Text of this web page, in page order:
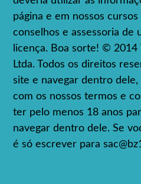
página e em nossos
conselhos e assessoria de
licença. Boa sorte! © 2014
Ltda. Todos os direitos
site e navegar dentro
com os nossos termos e
ter pelo menos 18 anos
navegar dentro dele. Se
é só escrever para